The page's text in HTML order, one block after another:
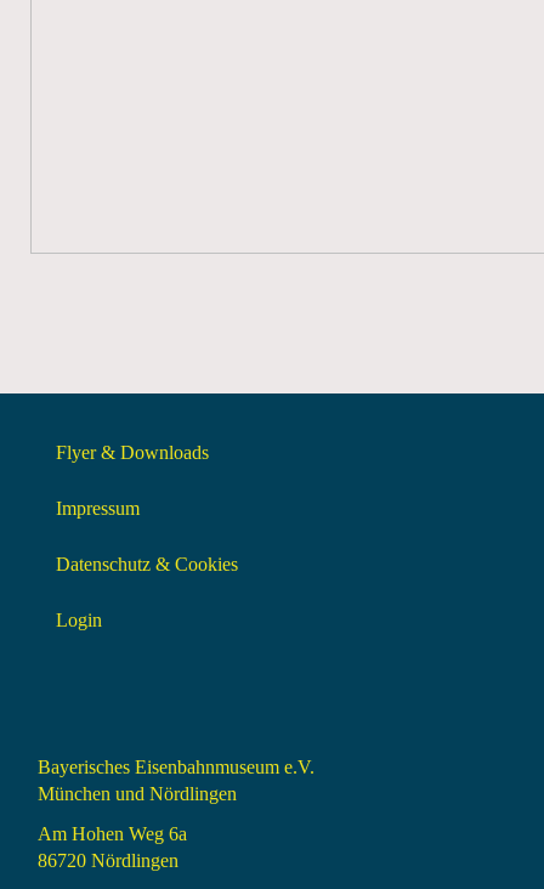
Flyer & Downloads
Impressum
Datenschutz & Cookies
Login
Bayerisches Eisenbahnmuseum e.V.
München und Nördlingen
Am Hohen Weg 6a
86720 Nördlingen